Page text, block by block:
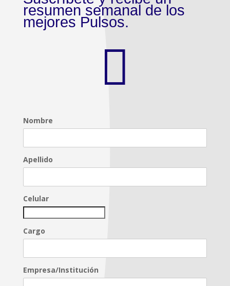
resumen semanal de los
mejores Pulsos.

Nombre
Apellido
Celular
Cargo
Empresa/Institución